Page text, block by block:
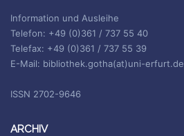
Information und Ausleihe
Telefon: +49 (0)361 / 737 55 40
Telefax: +49 (0)361 / 737 55 39
E-Mail: bibliothek.gotha(at)uni-erfurt.de
ISSN 2702-9646
ARCHIV